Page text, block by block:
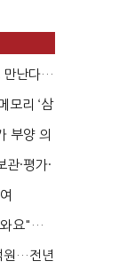
만난다…
모리 ‘삼
부양 의
·평가·
와요"…
원…전년